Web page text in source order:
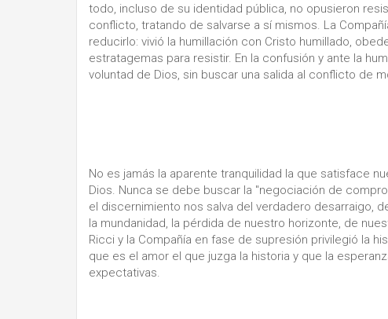
todo, incluso de su identidad pública, no opusieron
conflicto, tratando de salvarse a sí mismos. La
reducirlo: vivió la humillación con Cristo humillado,
estratagemas para resistir. En la confusión y ante la
voluntad de Dios, sin buscar una salida al conflicto de
No es jamás la aparente tranquilidad la que satisface
Dios. Nunca se debe buscar la "negociación de
el discernimiento nos salva del verdadero desarraigo,
la mundanidad, la pérdida de nuestro horizonte, de
Ricci y la Compañía en fase de supresión privilegió la
que es el amor el que juzga la historia y que la
expectativas.